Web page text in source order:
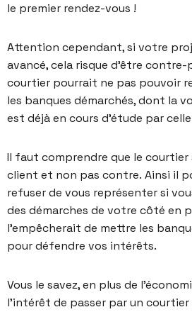
le premier rendez-vous !
Attention cependant, si votre
avancé, cela risque d’être
courtier pourrait ne pas pouvoir
les banques démarchés, dont la
est déjà en cours d’étude par
Il faut comprendre que le courtier
client et non pas contre. Ainsi il
refuser de vous représenter si
des démarches de votre côté en
l’empêcherait de mettre les
pour défendre vos intérêts.
Vous le savez, en plus de
l’intérêt de passer par un